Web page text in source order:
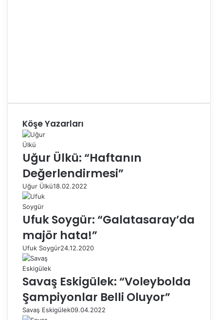
Köşe Yazarları
Uğur Ülkü: “Haftanın
Değerlendirmesi”
Uğur Ülkü18.02.2022
Ufuk Soygür: “Galatasaray’da
majör hata!”
Ufuk Soygür24.12.2020
Savaş Eskigülek: “Voleybolda
Şampiyonlar Belli Oluyor”
Savaş Eskigülek09.04.2022